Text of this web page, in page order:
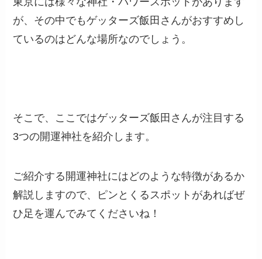
が、その中でもゲッターズ飯田さんがおすすめし
ているのはどんな場所なのでしょう。
そこで、ここではゲッターズ飯田さんが注目する
3つの開運神社を紹介します。
ご紹介する開運神社にはどのような特徴があるか
解説しますので、ピンとくるスポットがあればぜ
ひ足を運んでみてくださいね！